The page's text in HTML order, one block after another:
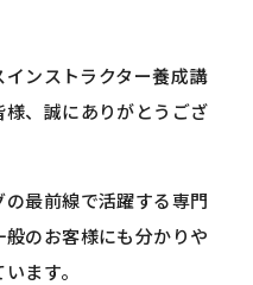
ンストラクター養成講
、誠にありがとうござ
最前線で活躍する専門
のお客様にも分かりや
ます。